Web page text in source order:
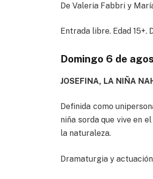
De Valeria Fabbri y
Entrada libre. Edad 15+.
Domingo 6 de
JOSEFINA, LA NIÑA
Definida como
niña sorda que vive en
la naturaleza.
Dramaturgia y